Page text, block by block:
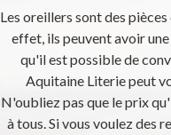
Les oreillers sont des
effet, ils peuvent avoir
qu'il est possible de
Aquitaine Literie peut
N'oubliez pas que le prix
à tous. Si vous voulez des